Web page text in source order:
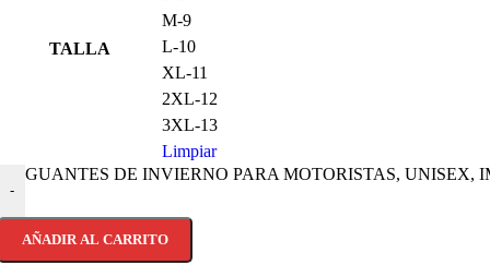
TALLA
M-9
L-10
XL-11
2XL-12
3XL-13
Limpiar
-
GUANTES DE INVIERNO PARA MOTORISTAS, UNISEX,
AÑADIR AL CARRITO